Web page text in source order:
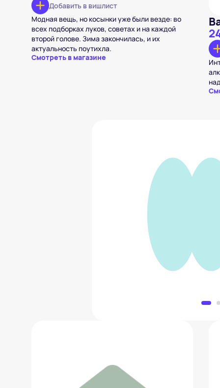
Добавить в вишлист
Модная вещь, но косынки уже были везде: во
всех подборках луков, советах и на каждой
второй голове. Зима закончилась, и их
актуальность поутихла.
Смотреть в магазине